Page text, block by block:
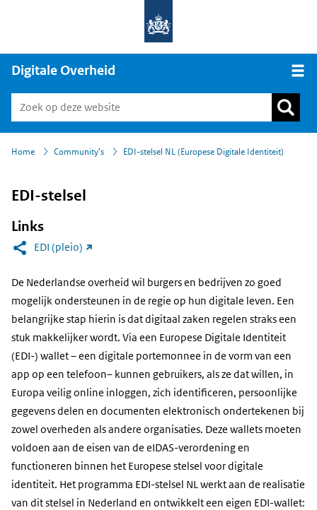
Digitale Overheid
Home
› Community’s EDI-stelsel NL (Europese Digitale Identiteit)
EDI-stelsel
Links
EDI (pleio) (link
andere
website)
De Nederlandse overheid wil burgers en bedrijven zo goed
mogelijk ondersteunen in de regie op hun digitale leven. Een
belangrijke stap hierin is dat digitaal zaken regelen straks een
stuk makkelijker wordt. Via een Europese Digitale Identiteit
(EDI-) wallet – een digitale portemonnee in de vorm van een
app op een telefoon– kunnen gebruikers, als ze dat willen, in
Europa veilig online inloggen, zich identificeren, persoonlijke
gegevens delen en documenten elektronisch ondertekenen bij
zowel overheden als andere organisaties. Deze wallets moeten
voldoen aan de eisen van de eIDAS-verordening en
functioneren binnen het Europese stelsel voor digitale
identiteit. Het programma EDI-stelsel NL werkt aan de realisatie
van dit stelsel in Nederland en ontwikkelt een eigen EDI-wallet: